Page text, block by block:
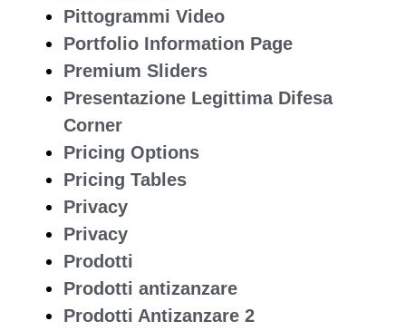
Pittogrammi Video
Portfolio Information Page
Premium Sliders
Presentazione Legittima Difesa
Corner
Pricing Options
Pricing Tables
Privacy
Privacy
Prodotti
Prodotti antizanzare
Prodotti Antizanzare 2